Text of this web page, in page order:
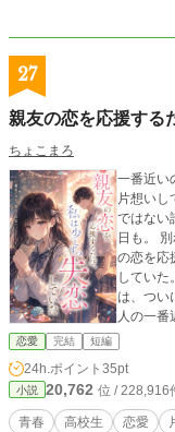
27
親友の恋を応援する
ちょこまろ
一番近いのに、恋
片想いし
ではない誰かだった。 彼
日も。 別れた夜
の恋を応援してきた。 で
していた。 文化祭前、颯太からまた恋愛相談をされ
は、ついに
人の一番
恋を始め
恋愛 完結 短編
24h.ポイント 35pt
小説 20,762 位 / 228,916
青春 高校生 恋愛